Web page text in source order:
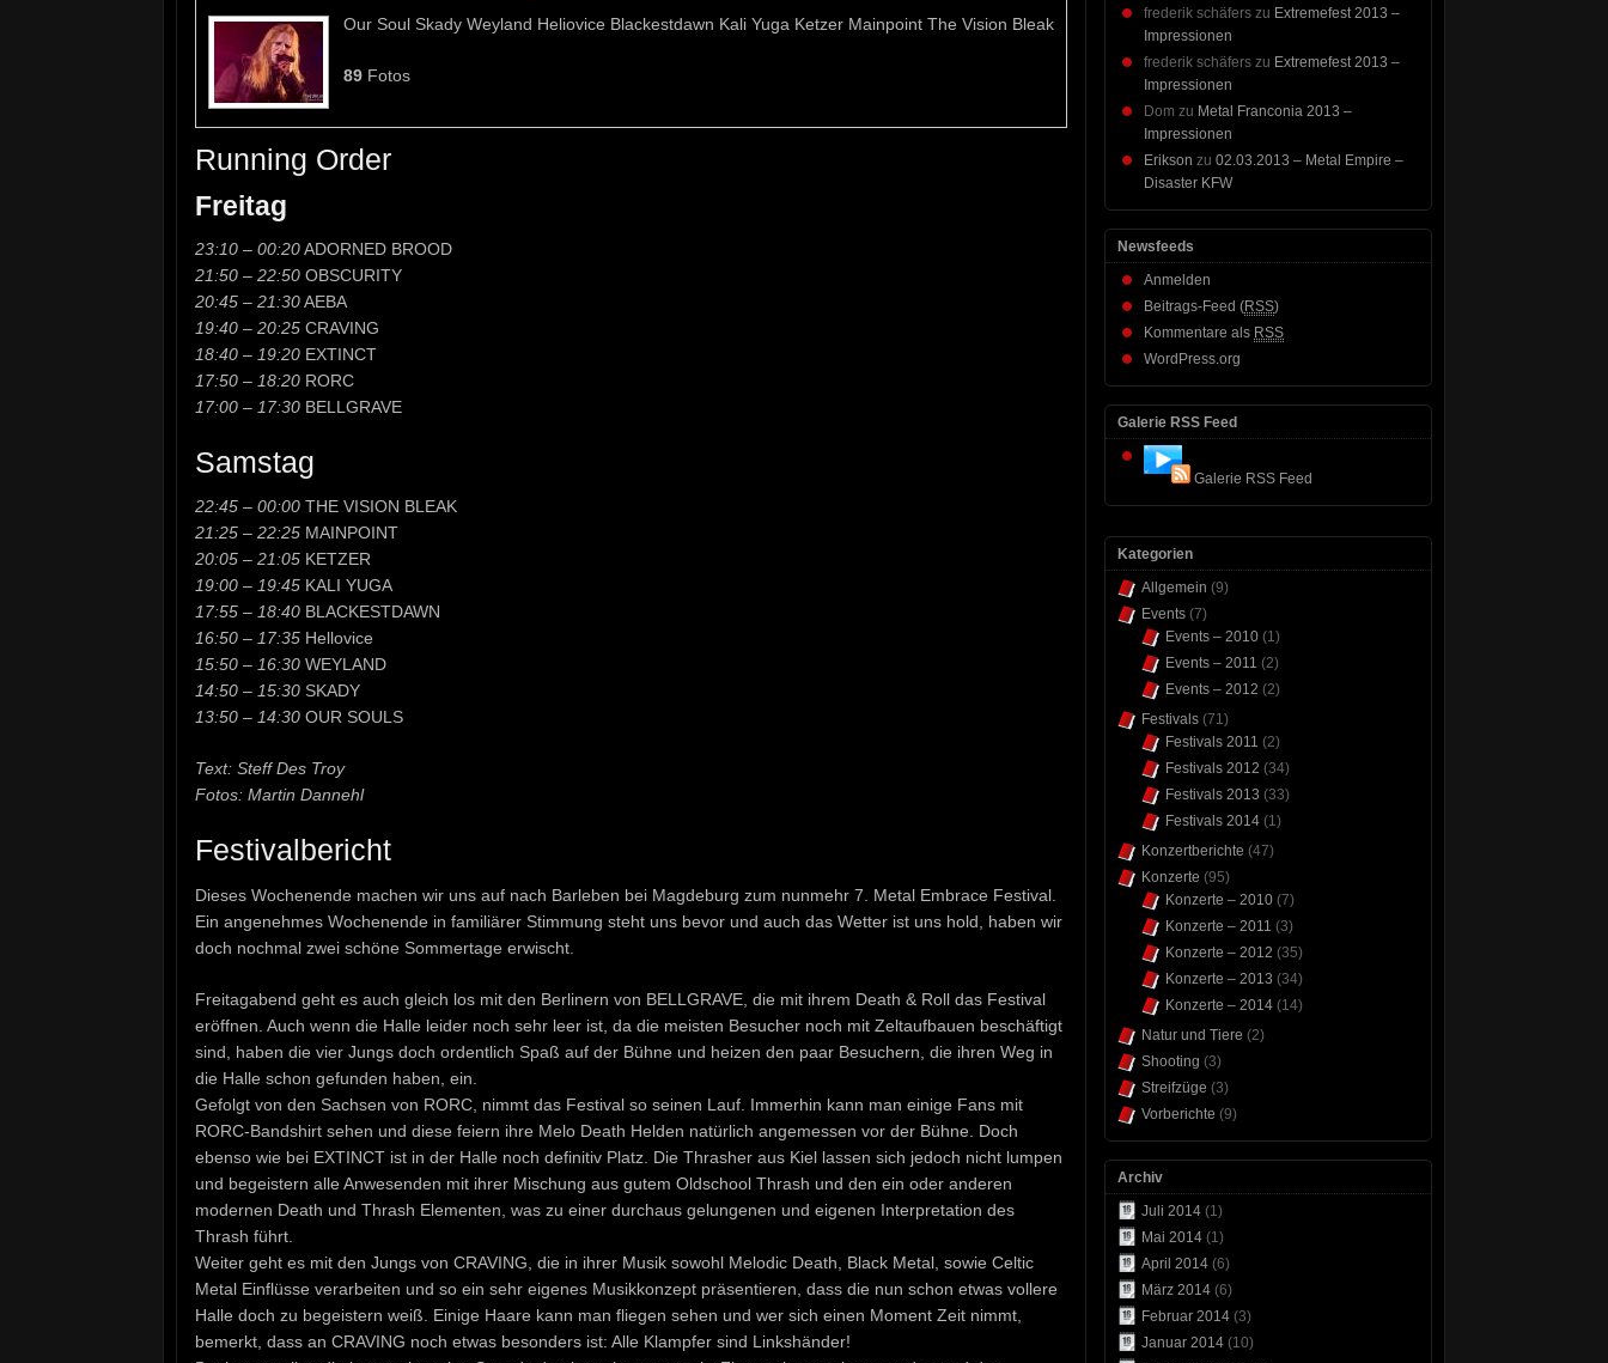
Our Soul Skady Weyland Heliovice Blackestdawn Kali Yuga Ketzer Mainpoint The Vision Bleak
89 Fotos
Running Order
Freitag
23:10 – 00:20ADORNED BROOD
21:50 – 22:50 OBSCURITY
20:45 – 21:30AEBA
19:40 – 20:25 CRAVING
18:40 – 19:20 EXTINCT
17:50 – 18:20 RORC
17:00 – 17:30 BELLGRAVE
Samstag
22:45 – 00:00 THE VISION BLEAK
21:25 – 22:25 MAINPOINT
20:05 – 21:05 KETZER
19:00 – 19:45 KALI YUGA
17:55 – 18:40 BLACKESTDAWN
16:50 – 17:35 Hellovice
15:50 – 16:30 WEYLAND
14:50 – 15:30 SKADY
13:50 – 14:30 OUR SOULS
Text: Steff Des Troy
Fotos: Martin Dannehl
Festivalbericht
Dieses Wochenende machen wir uns auf nach Barleben bei Magdeburg zum nunmehr 7. Metal Embrace Festival.
Ein angenehmes Wochenende in familiärer Stimmung steht uns bevor und auch das Wetter ist uns hold, haben wir
doch nochmal zwei schöne Sommertage erwischt.
Freitagabend geht es auch gleich los mit den Berlinern von BELLGRAVE, die mit ihrem Death & Roll das Festival
eröffnen. Auch wenn die Halle leider noch sehr leer ist, da die meisten Besucher noch mit Zeltaufbauen beschäftigt
sind, haben die vier Jungs doch ordentlich Spaß auf der Bühne und heizen den paar Besuchern, die ihren Weg in
die Halle schon gefunden haben, ein.
Gefolgt von den Sachsen von RORC, nimmt das Festival so seinen Lauf. Immerhin kann man einige Fans mit
RORC-Bandshirt sehen und diese feiern ihre Melo Death Helden natürlich angemessen vor der Bühne. Doch
ebenso wie bei EXTINCT ist in der Halle noch definitiv Platz. Die Thrasher aus Kiel lassen sich jedoch nicht lumpen
und begeistern alle Anwesenden mit ihrer Mischung aus gutem Oldschool Thrash und den ein oder anderen
modernen Death und Thrash Elementen, was zu einer durchaus gelungenen und eigenen Interpretation des
Thrash führt.
Weiter geht es mit den Jungs von CRAVING, die in ihrer Musik sowohl Melodic Death, Black Metal, sowie Celtic
Metal Einflüsse verarbeiten und so ein sehr eigenes Musikkonzept präsentieren, dass die nun schon etwas vollere
Halle doch zu begeistern weiß. Einige Haare kann man fliegen sehen und wer sich einen Moment Zeit nimmt,
bemerkt, dass an CRAVING noch etwas besonders ist: Alle Klampfer sind Linkshänder!
frederik schäfers zu Extremefest 2013 –
Impressionen
frederik schäfers zu Extremefest 2013 –
Impressionen
Dom zu Metal Franconia 2013 –
Impressionen
Erikson zu 02.03.2013 – Metal Empire –
Disaster KFW
Newsfeeds
Anmelden
Beitrags-Feed (RSS)
Kommentare als RSS
WordPress.org
Galerie RSS Feed
Galerie RSS Feed
Kategorien
Allgemein (9)
Events (7)
Events – 2010 (1)
Events – 2011 (2)
Events – 2012 (2)
Festivals (71)
Festivals 2011 (2)
Festivals 2012 (34)
Festivals 2013 (33)
Festivals 2014 (1)
Konzertberichte (47)
Konzerte (95)
Konzerte – 2010 (7)
Konzerte – 2011 (3)
Konzerte – 2012 (35)
Konzerte – 2013 (34)
Konzerte – 2014 (14)
Natur und Tiere (2)
Shooting (3)
Streifzüge (3)
Vorberichte (9)
Archiv
Juli 2014 (1)
Mai 2014 (1)
April 2014 (6)
März 2014 (6)
Februar 2014 (3)
Januar 2014 (10)